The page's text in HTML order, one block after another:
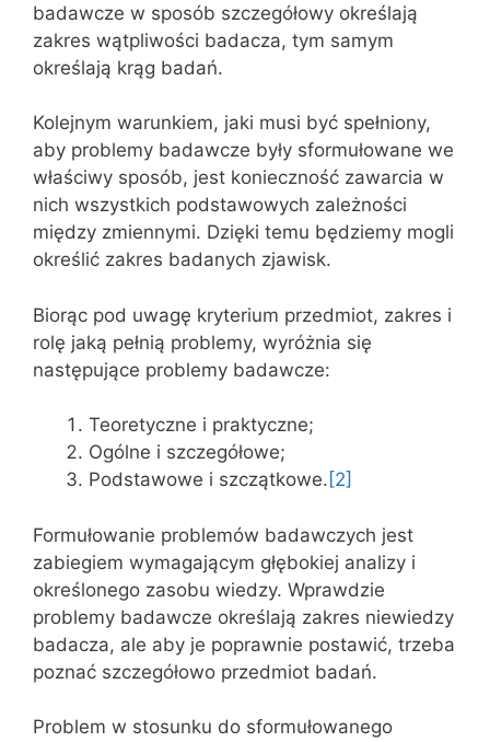
badawcze w sposób szczegółowy określają
zakres wątpliwości badacza, tym samym
określają krąg badań.
Kolejnym warunkiem, jaki musi być spełniony,
aby problemy badawcze były sformułowane we
właściwy sposób, jest konieczność zawarcia w
nich wszystkich podstawowych zależności
między zmiennymi. Dzięki temu będziemy mogli
określić zakres badanych zjawisk.
Biorąc pod uwagę kryterium przedmiot, zakres i
rolę jaką pełnią problemy, wyróżnia się
następujące problemy badawcze:
Teoretyczne i praktyczne;
Ogólne i szczegółowe;
Podstawowe i szczątkowe. [2]
Formułowanie problemów badawczych jest
zabiegiem wymagającym głębokiej analizy i
określonego zasobu wiedzy. Wprawdzie
problemy badawcze określają zakres niewiedzy
badacza, ale aby je poprawnie postawić, trzeba
poznać szczegółowo przedmiot badań.
Problem w stosunku do sformułowanego